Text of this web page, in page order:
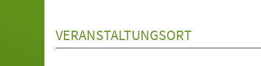
VERANSTALTUNGSORT